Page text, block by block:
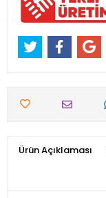
Ürün Açıklaması